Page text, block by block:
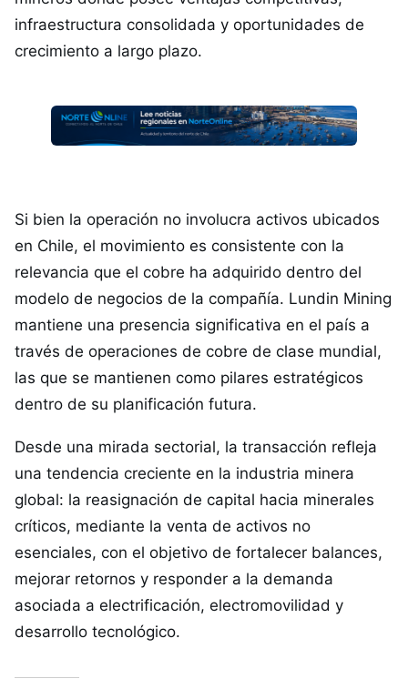
infraestructura consolidada y oportunidades de
crecimiento a largo plazo.
Si bien la operación no involucra activos ubicados
en Chile, el movimiento es consistente con la
relevancia que el cobre ha adquirido dentro del
modelo de negocios de la compañía. Lundin Mining
mantiene una presencia significativa en el país a
través de operaciones de cobre de clase mundial,
las que se mantienen como pilares estratégicos
dentro de su planificación futura.
Desde una mirada sectorial, la transacción refleja
una tendencia creciente en la industria minera
global: la reasignación de capital hacia minerales
críticos, mediante la venta de activos no
esenciales, con el objetivo de fortalecer balances,
mejorar retornos y responder a la demanda
asociada a electrificación, electromovilidad y
desarrollo tecnológico.